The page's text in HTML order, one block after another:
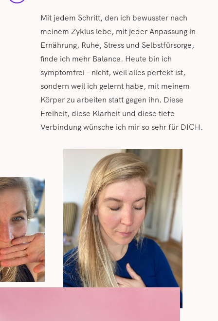
Mit jedem Schritt, den ich bewusster nach
meinem Zyklus lebe, mit jeder Anpassung in
Ernährung, Ruhe, Stress und Selbstfürsorge,
finde ich mehr Balance. Heute bin ich
symptomfrei – nicht, weil alles perfekt ist,
sondern weil ich gelernt habe, mit meinem
Körper zu arbeiten statt gegen ihn. Diese
Freiheit, diese Klarheit und diese tiefe
Verbindung wünsche ich mir so sehr für DICH.